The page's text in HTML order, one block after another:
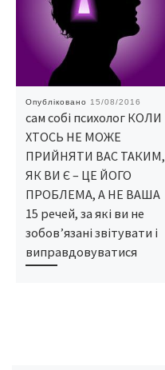
Опубліковано 15/08/2016
сам собі психолог КОЛИ
ХТОСЬ НЕ МОЖЕ
ПРИЙНЯТИ ВАС ТАКИМ,
ЯК ВИ Є – ЦЕ ЙОГО
ПРОБЛЕМА, А НЕ ВАША
15 речей, за які ви не
зобов’язані звітувати і
виправдовуватися